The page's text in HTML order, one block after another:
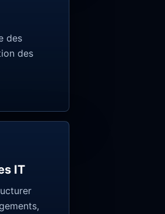
des
des
IT